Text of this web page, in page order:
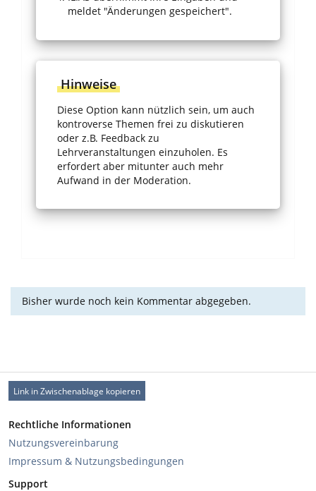
meldet "Änderungen gespeichert".
Hinweise
Diese Option kann nützlich sein, um auch
kontroverse Themen frei zu diskutieren
oder z.B. Feedback zu
Lehrveranstaltungen einzuholen. Es
erfordert aber mitunter auch mehr
Aufwand in der Moderation.
Bisher wurde noch kein Kommentar abgegeben.
Link in Zwischenablage kopieren
Rechtliche Informationen
Nutzungsvereinbarung
Impressum & Nutzungsbedingungen
Support